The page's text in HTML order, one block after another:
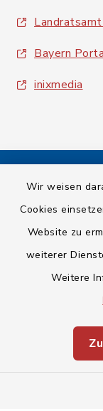
Wir weisen
Cookies
Website zu
weiterer
Weitere
Bayern
inixmedia